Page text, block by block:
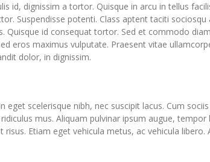
id, dignissim a tortor. Quisque in arcu in tellus
Suspendisse potenti. Class aptent taciti
Quisque id consequat tortor. Sed et commodo
eros maximus vulputate. Praesent vitae
dolor, in dignissim.
eget scelerisque nibh, nec suscipit lacus. Cum
mus. Aliquam pulvinar ipsum augue, tempor
Etiam eget vehicula metus, ac vehicula libero.